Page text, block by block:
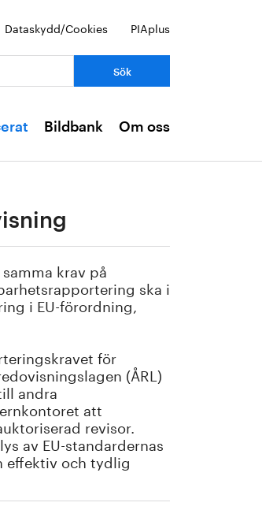
Dataskydd/Cookies PIAplus
Bildbank Om oss
krav på
ska i
i EU-förordning,
för
(ÅRL)
andra
att
revisor.
av EU-standardernas
effektiv och tydlig